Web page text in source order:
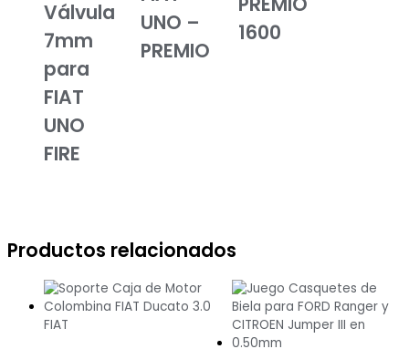
Válvula
7mm
para
FIAT
UNO
FIRE
UNO –
PREMIO
1600
Productos relacionados
FIAT